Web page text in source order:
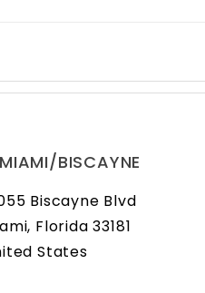
BISCAYNE
Biscayne Blvd
Florida 33181
States